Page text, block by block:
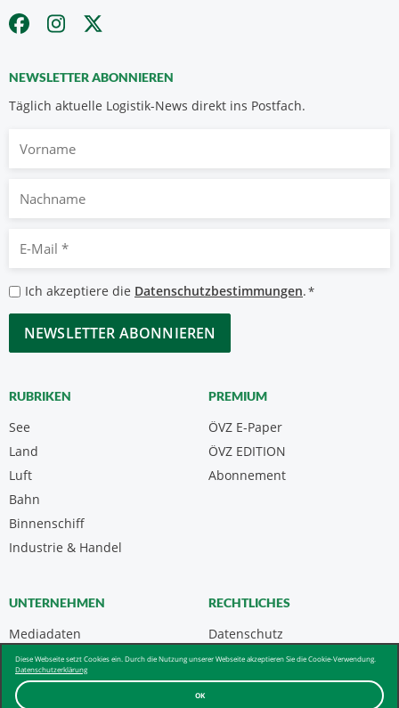
OK
Diese Webseite setzt Cookies ein. Durch die Nutzung unserer Webseite akzeptieren Sie die Cookie-Verwendung.
Datenschutzerklärung
NEWSLETTER ABONNIEREN
Täglich aktuelle Logistik-News direkt ins Postfach.
Nachname
Mail
*
Datenschutzbestimmungen
*
Ich akzeptiere die Datenschutzbestimmungen.*
CAPTCHA
RUBRIKEN
See
Land
Luft
Bahn
Binnenschiff
Industrie & Handel
PREMIUM
ÖVZ E-Paper
Abonnement
ÖVZ EDITION
UNTERNEHMEN
Mediadaten
Kontakt
Über uns & AGB
RECHTLICHES
Datenschutz
Impressum